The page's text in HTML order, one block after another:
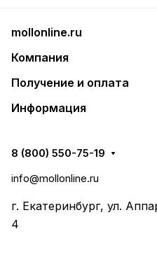
mollonline.ru
Компания
Получение и оплата
Информация
8 (800) 550-75-19
info@mollonline.ru
г. Екатеринбург, ул.
4